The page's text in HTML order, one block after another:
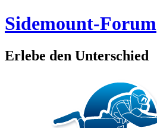
Sidemount-Forum
Erlebe den Unterschied